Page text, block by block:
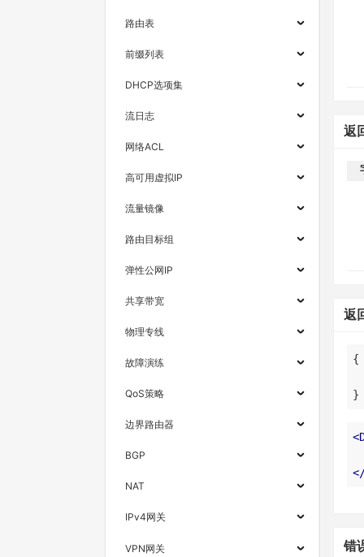
路由表
前缀列表
DHCP选项集
流日志
网络ACL
高可用虚拟IP
流量镜像
路由目标组
弹性公网IP
共享带宽
物理专线
故障演练
QoS策略
边界路由器
BGP
NAT
IPv4网关
VPN网关
返
返
}
<
错